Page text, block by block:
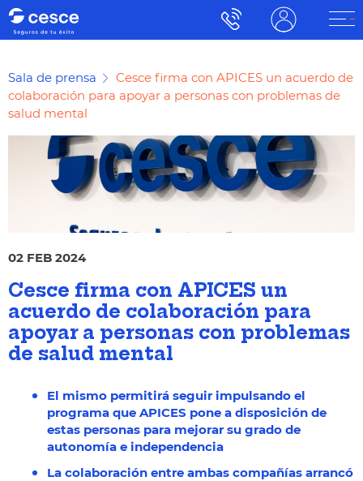
Sala de prensa
Cesce firma con APICES un acuerdo de
colaboración para apoyar a personas con problemas de
salud mental
02 FEB 2024
Cesce firma con APICES un
acuerdo de colaboración para
apoyar a personas con problemas
de salud mental
El mismo permitirá seguir impulsando el
programa que APICES pone a disposición de
estas personas para mejorar su grado de
autonomía e independencia
La colaboración entre ambas compañías arrancó